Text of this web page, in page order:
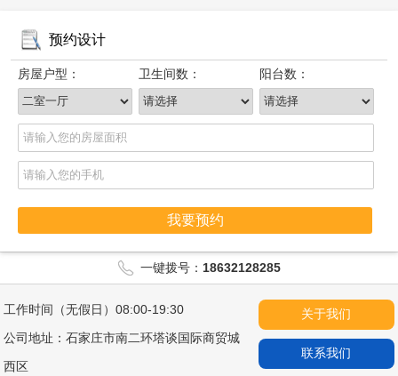
预约设计
房屋户型： 卫生间数： 阳台数：
我要预约
一键拨号： 18632128285
工作时间（无假日）08:00-19:30
公司地址：石家庄市南二环塔谈国际商贸城
西区
关于我们
联系我们